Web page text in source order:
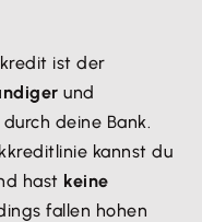
ist der
und
durch deine Bank.
kannst du
hast keine
fallen hohen